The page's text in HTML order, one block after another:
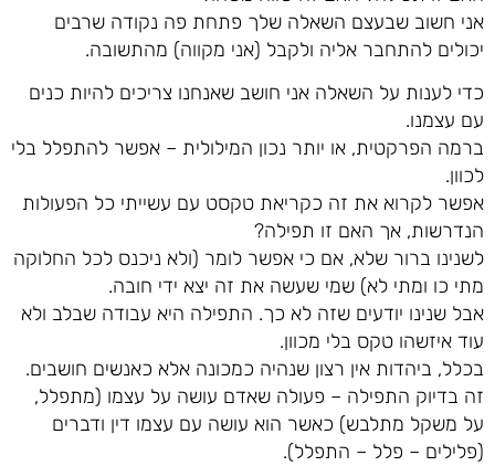
אני חשוב שבעצם השאלה שלך פתחת פה נקודה שרבים
יכולים להתחבר אליה ולקבל (אני מקווה) מהתשובה.
כדי לענות על השאלה אני חושב שאנחנו צריכים להיות כנים
עם עצמנו.
ברמה הפרקטית, או יותר נכון המילולית – אפשר להתפלל בלי
לכוון.
אפשר לקרוא את זה כקריאת טקסט עם עשייתי כל הפעולות
הנדרשות, אך האם זו תפילה?
לשנינו ברור שלא, אם כי אפשר לומר (ולא ניכנס לכל החלוקה
מתי כו ומתי לא) שמי שעשה את זה יצא ידי חובה.
אבל שנינו יודעים שזה לא כך. התפילה היא עבודה שבלב ולא
עוד איזשהו טקס בלי מכוון.
בכלל, ביהדות אין רצון שנהיה כמכונה אלא כאנשים חושבים.
זה בדיוק התפילה – פעולה שאדם עושה על עצמו (מתפלל,
על משקל מתלבש) כאשר הוא עושה עם עצמו דין ודברים
(פלילים – פלל – התפלל).